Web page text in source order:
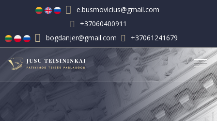
e.busmovicius@gmail.com
+37060400911
bogdanjer@gmail.com
+37061241679